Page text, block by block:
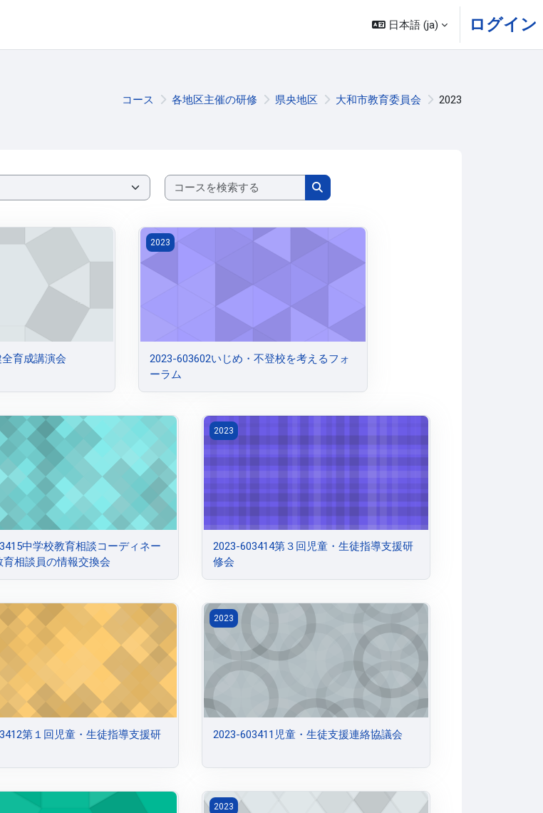
日本語 ‎(ja)‎ ログイン
コース 各地区主催の研修 県央地区 大和市教育委員会 2023
コースを検索する
コースを検索する
育成講演会
育成講演会
2023-603602いじめ・不登校を考えるフォーラム
2023
2023-603602いじめ・不登校を考えるフォ
ーラム
中学校教育相談コーディネーターと教育相談員の情報交換会
中学校教育相談コーディネー
育相談員の情報交換会
2023-603414第３回児童・生徒指導支援研修会
2023
2023-603414第３回児童・生徒指導支援研
修会
第１回児童・生徒指導支援研修会
第１回児童・生徒指導支援研
2023-603411児童・生徒支援連絡協議会
2023
2023-603411児童・生徒支援連絡協議会
第２回青少年相談室夏季研修講座 2023-603213第１回青少年相談室夏季研修講座
2023